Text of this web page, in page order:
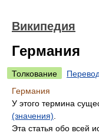
Википедия
Германия
Толкование
Перевод
Германия
У этого термина
(значения)
Эта статья обо всей